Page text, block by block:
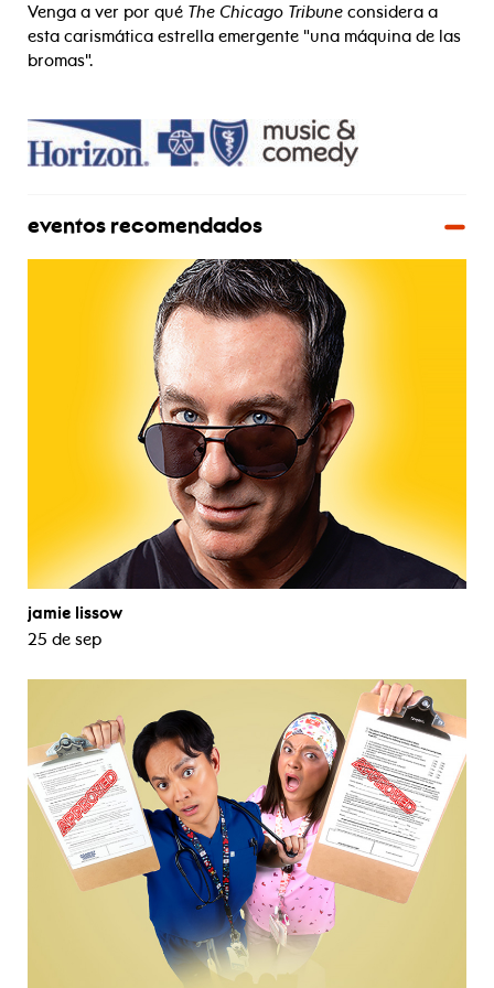
Venga a ver por qué The Chicago Tribune considera a
esta carismática estrella emergente "una máquina de las
bromas".
eventos recomendados
jamie lissow
25 de sep